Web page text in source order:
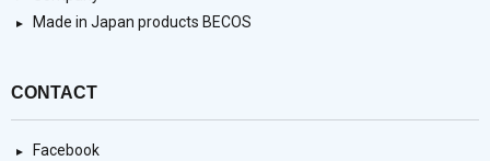
Made in Japan products BECOS
CONTACT
Facebook